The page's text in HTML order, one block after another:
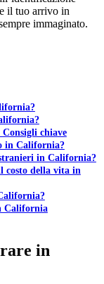
il tuo arrivo in
immaginato.
chiave
in California?
in California?
costo della vita in
California
in